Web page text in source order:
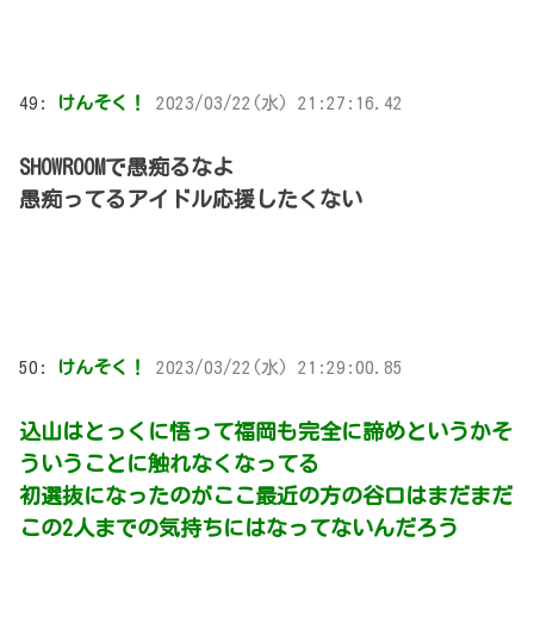
49: けんそく！ 2023/03/22(水) 21:27:16.42
SHOWROOMで愚痴るなよ
愚痴ってるアイドル応援したくない
50: けんそく！ 2023/03/22(水) 21:29:00.85
込山はとっくに悟って福岡も完全に諦めというかそ
ういうことに触れなくなってる
初選抜になったのがここ最近の方の谷口はまだまだ
この2人までの気持ちにはなってないんだろう